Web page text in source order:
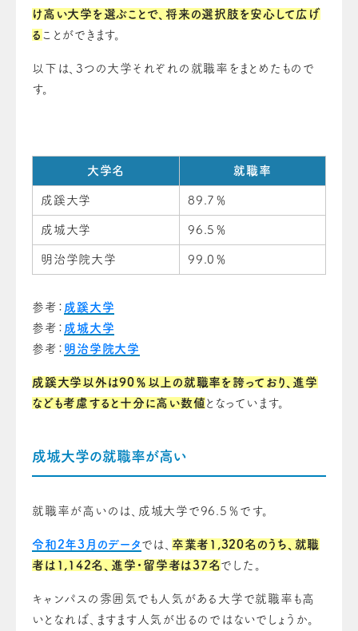
け高い大学を選ぶことで、将来の選択肢を安心して広げ
る ことができます。
以下は、3つの大学それぞれの就職率をまとめたもので
す。
大学名 就職率
成蹊大学 89.7％
成城大学 96.5％
明治学院大学 99.0％
参考： 成蹊大学
参考： 成城大学
参考： 明治学院大学
成蹊大学以外は90％以上の就職率を誇っており、進学
なども考慮すると十分に高い数値 となっています。
成城大学の就職率が高い
就職率が高いのは、成城大学で96.5％です。
令和2年3月のデータ では、 卒業者1,320名のうち、就職
者は1,142名、進学・留学者は37名でした。
キャンパスの雰囲気でも人気がある大学で就職率も高
いとなれば、ますます人気が出るのではないでしょうか。